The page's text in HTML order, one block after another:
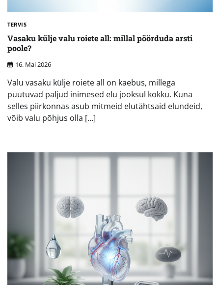
TERVIS
Vasaku külje valu roiete all: millal pöörduda arsti
poole?
16. Mai 2026
Valu vasaku külje roiete all on kaebus, millega
puutuvad paljud inimesed elu jooksul kokku. Kuna
selles piirkonnas asub mitmeid elutähtsaid elundeid,
võib valu põhjus olla […]